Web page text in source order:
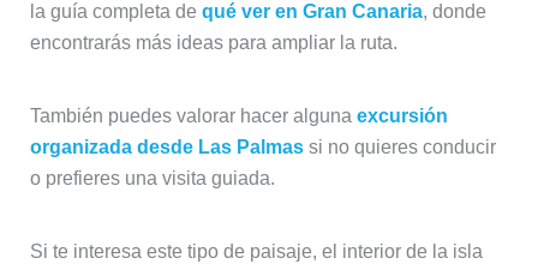
la guía completa de qué ver en Gran Canaria, donde
encontrarás más ideas para ampliar la ruta.
También puedes valorar hacer alguna excursión
organizada desde Las Palmassi no quieres conducir
o prefieres una visita guiada.
Si te interesa este tipo de paisaje, el interior de la isla